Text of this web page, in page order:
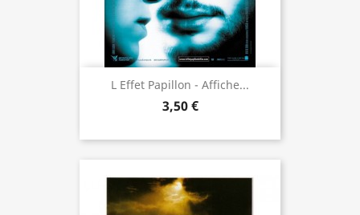
L Effet Papillon - Affiche...
3,50 €